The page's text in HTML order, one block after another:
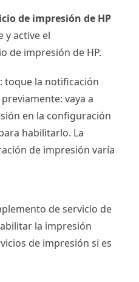
de impresión de HP
y active el
de impresión de HP.
toque la notificación
vaya a
en la configuración
habilitarlo. La
de impresión varía
de servicio de
la impresión
de impresión si es